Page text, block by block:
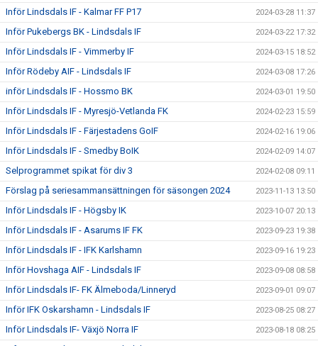
Inför Lindsdals IF - Kalmar FF P17 2024-03-28 11:37
Inför Pukebergs BK - Lindsdals IF 2024-03-22 17:32
Inför Lindsdals IF - Vimmerby IF 2024-03-15 18:52
Inför Rödeby AIF - Lindsdals IF 2024-03-08 17:26
inför Lindsdals IF - Hossmo BK 2024-03-01 19:50
Inför Lindsdals IF - Myresjö-Vetlanda FK 2024-02-23 15:59
Inför Lindsdals IF - Färjestadens GoIF 2024-02-16 19:06
Inför Lindsdals IF - Smedby BoIK 2024-02-09 14:07
Selprogrammet spikat för div 3 2024-02-08 09:11
Förslag på seriesammansättningen för säsongen 2024 2023-11-13 13:50
Inför Lindsdals IF - Högsby IK 2023-10-07 20:13
Inför Lindsdals IF - Asarums IF FK 2023-09-23 19:38
Inför Lindsdals IF - IFK Karlshamn 2023-09-16 19:23
Inför Hovshaga AIF - Lindsdals IF 2023-09-08 08:58
Inför Lindsdals IF- FK Älmeboda/Linneryd 2023-09-01 09:07
Inför IFK Oskarshamn - Lindsdals IF 2023-08-25 08:27
Inför Lindsdals IF- Växjö Norra IF 2023-08-18 08:25